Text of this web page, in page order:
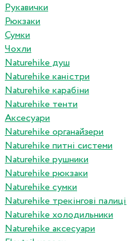
Рукавички
Рюкзаки
Сумки
Чохли
Naturehike душ
Naturehike каністри
Naturehike карабіни
Naturehike тенти
Аксесуари
Naturehike органайзери
Naturehike питні системи
Naturehike рушники
Naturehike рюкзаки
Naturehike сумки
Naturehike трекінгові палиці
Naturehike холодильники
Naturehike аксесуари